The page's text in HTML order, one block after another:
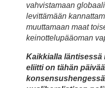
vahvistamaan
levittämään
muuttamaan maat
keinottelupääoman
Kaikkialla läntisessä
eliitti on tähän